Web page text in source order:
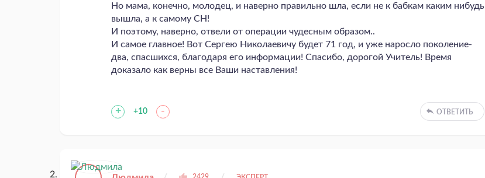
Но мама, конечно, молодец, и наверно правильно шла, если не к бабкам каким нибудь
вышла, а к самому СН!
И поэтому, наверно, отвели от операции чудесным образом..
И самое главное! Вот Сергею Николаевичу будет 71 год, и уже наросло поколение-
два, спасшихся, благодаря его информации! Спасибо, дорогой Учитель! Время
доказало как верны все Ваши наставления!
+ +10 - ОТВЕТИТЬ